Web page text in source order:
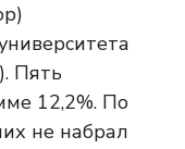
Пять
12,2%. По
не набрал